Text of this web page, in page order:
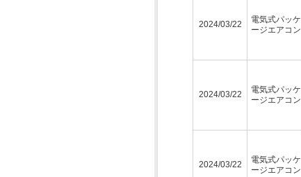
2024/03/22
電気式パッケ
ージエアコン
2024/03/22
電気式パッケ
ージエアコン
2024/03/22
電気式パッケ
ージエアコン